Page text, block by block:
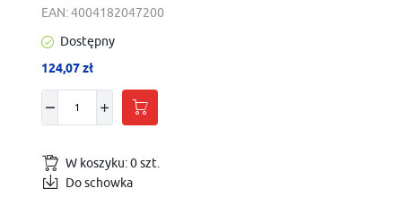
EAN:4004182047200
Dostępny
124,07 zł
W koszyku:0szt.
Do schowka